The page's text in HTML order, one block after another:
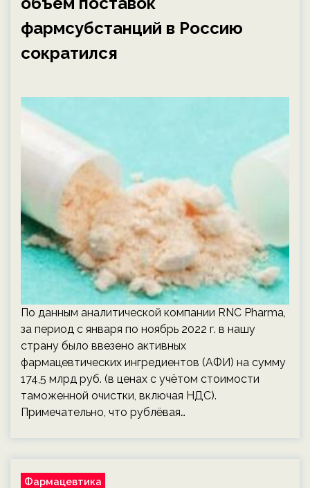
фармсубстанций в Россию
сократился
По данным аналитической компании RNC Pharma,
за период с января по ноябрь 2022 г. в нашу
страну было ввезено активных
фармацевтических ингредиентов (АФИ) на сумму
174,5 млрд руб. (в ценах с учётом стоимости
таможенной очистки, включая НДС).
Примечательно, что рублёвая…
Фармацевтика